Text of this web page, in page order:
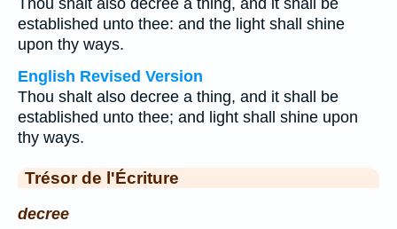
Thou shalt also decree a thing, and it shall be
established unto thee: and the light shall shine
upon thy ways.
English Revised Version
Thou shalt also decree a thing, and it shall be
established unto thee; and light shall shine upon
thy ways.
Trésor de l'Écriture
decree